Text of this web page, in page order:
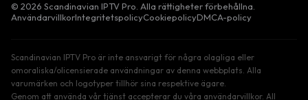
© 2026 Scandinavian IPTV Pro. Alla rättigheter förbehållna.
AnvändarvillkorIntegritetspolicyCookiepolicyDMCA-policy
Scandinavian IPTV Pro är inte ansvarigt för några olagliga eller
omoraliska/olicensierade användningar av denna webbplats. Alla
varumärken och logotyper tillhör sina respektive ägare.
Genom att använda vår tjänst accepterar du våra användarvillkor. All